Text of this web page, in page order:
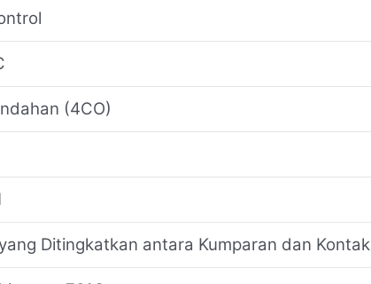
(4CO)
Ditingkatkan antara Kumparan dan Kontak